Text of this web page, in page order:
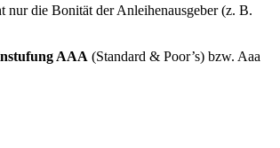
nur die Bonität der Anleihenausgeber (z. B.
AAA (Standard & Poor’s) bzw. Aaa